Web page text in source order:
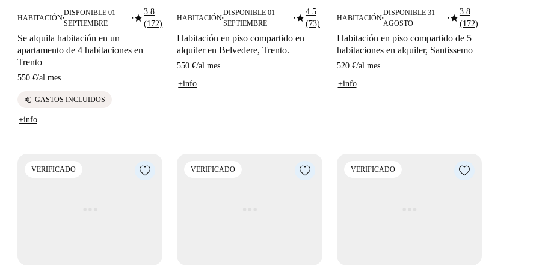
HABITACIÓN■
DISPONIBLE 01
SEPTIEMBRE
■star3.8
(172)
Se alquila habitación en un
apartamento de 4 habitaciones en
Trento
550 €/al mes
euro GASTOS INCLUIDOS
+info
HABITACIÓN■
DISPONIBLE 01
SEPTIEMBRE
■star4.5
(73)
Habitación en piso compartido en
alquiler en Belvedere, Trento.
550 €/al mes
+info
HABITACIÓN■
DISPONIBLE 31
AGOSTO
■star3.8
(172)
Habitación en piso compartido de 5
habitaciones en alquiler, Santissemo
520 €/al mes
+info
VERIFICADO VERIFICADO VERIFICADO